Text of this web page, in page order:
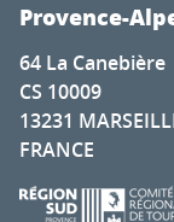
Provence-
64 La Canebière
CS 10009
13231
FRANCE